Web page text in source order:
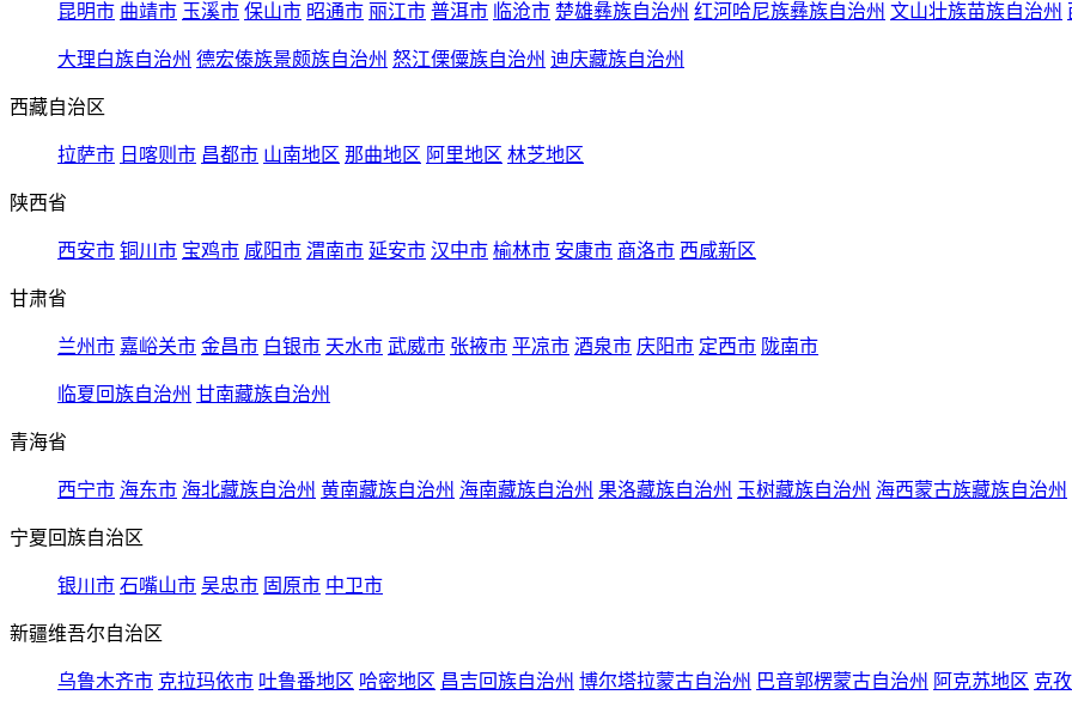
昆明市 曲靖市 玉溪市 保山市 昭通市 丽江市 普洱市 临沧市 楚雄彝族自治州 红河哈尼族彝族自治州 文山壮族苗族自治州
大理白族自治州 德宏傣族景颇族自治州 怒江傈僳族自治州 迪庆藏族自治州
西藏自治区
拉萨市 日喀则市 昌都市 山南地区 那曲地区 阿里地区 林芝地区
陕西省
西安市 铜川市 宝鸡市 咸阳市 渭南市 延安市 汉中市 榆林市 安康市 商洛市 西咸新区
甘肃省
兰州市 嘉峪关市 金昌市 白银市 天水市 武威市 张掖市 平凉市 酒泉市 庆阳市 定西市 陇南市
临夏回族自治州 甘南藏族自治州
青海省
西宁市 海东市 海北藏族自治州 黄南藏族自治州 海南藏族自治州 果洛藏族自治州 玉树藏族自治州 海西蒙古族藏族自治州
宁夏回族自治区
银川市 石嘴山市 吴忠市 固原市 中卫市
新疆维吾尔自治区
乌鲁木齐市 克拉玛依市 吐鲁番地区 哈密地区 昌吉回族自治州 博尔塔拉蒙古自治州 巴音郭楞蒙古自治州 阿克苏地区 克